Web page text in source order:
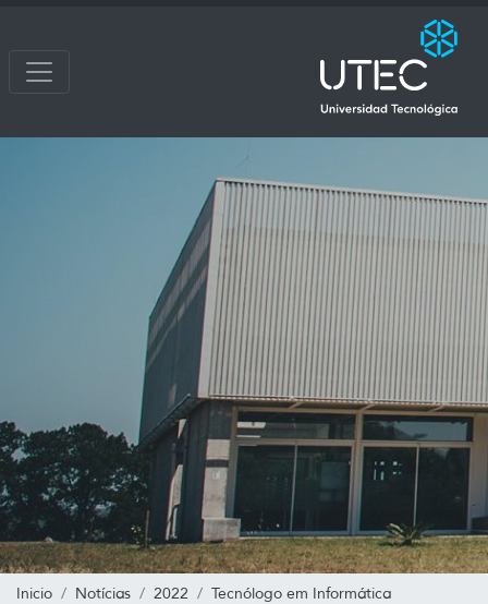
Inicio Notícias 2022 Tecnólogo em Informática